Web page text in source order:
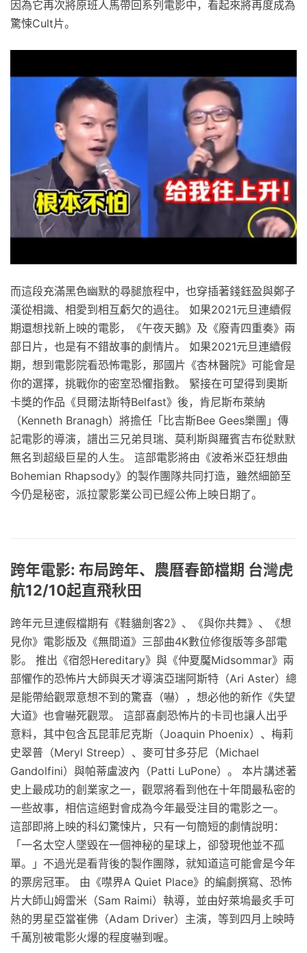
因為它再次將原班人馬帶回系列電影中，看起來將再度成為
驚悚Cult片。
而這段充滿黑色幽默的尋腿旅程中，也穿插著錢鈺盈與鄭子
漢從相識、相愛到相互虧欠的過往。 如果2021元旦連續假
期還想找新上映的電影，《午夜天鵝》及《廢青四重奏》兩
部日片，也是有不錯故事的劇情片。 如果2021元旦連續假
期，想到電影院看恐怖電影，那國片《杏林醫院》可能會是
你的選擇，挑戰你的密室恐懼指數。 緊接在可望得到奧斯
卡獎的作品《貝爾法斯特Belfast》後，肯尼斯布萊納
（Kenneth Branagh）將擔任「比吉斯Bee Gees樂團」傳
記電影的導演，譜出三兄弟貝瑞、莫利斯與羅賓吉布從默默
無名到超級巨星的人生。 這部電影將由《波希米亞狂想曲
Bohemian Rhapsody》的製作團隊共同打造，雖然細節至
今仍是秘密，派拉蒙影業公司已經公佈上映日期了。
跨年電影: 布局跨年、農曆春節檔期 台灣虎
航12/10起直飛秋田
跨年元旦連假檔期有《鞋貓劍客2》、《與你共舞》、《想
見你》電影版及《無間道》三部曲4K數位修復版等多部電
影。 推出《宿怨Hereditary》與《仲夏魘Midsommar》兩
部懼作的恐怖片大師與天才導演亞瑞阿斯特（Ari Aster）總
是能帶給觀眾意想不到的驚喜（嚇），想必他的新作《失望
大道》也會嚇死觀眾。 這部喜劇恐怖片的卡司也讓人出乎
意料，其中包含瓦昆菲尼克斯（Joaquin Phoenix）、梅莉
史翠普（Meryl Streep）、麥可甘多芬尼（Michael
Gandolfini）與帕蒂盧波內（Patti LuPone）。 本片講述著
史上最成功的創業家之一，觀眾將看到他在十年間最私密的
一些故事，相信這絕對會成為今年最受注目的電影之一。
這部即將上映的科幻驚悚片，只有一句簡短的劇情說明：
「一名太空人墜毀在一個神秘的星球上，卻發現他並不孤
單。」不過光是看背後的製作團隊，就知道這可能會是今年
的票房冠軍。 由《噤界A Quiet Place》的編劇撰寫、恐怖
片大師山姆雷米（Sam Raimi）執導，並由好萊塢最炙手可
熱的男星亞當崔佛（Adam Driver）主演，等到四月上映時
千萬別被電影火爆的程度嚇到喔。